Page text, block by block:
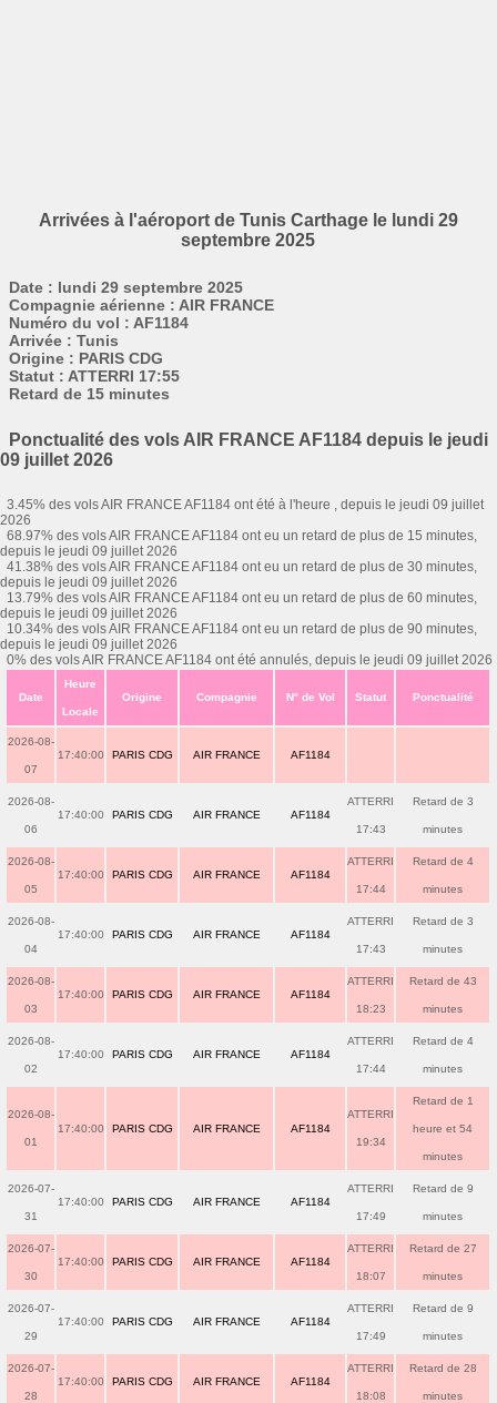
Arrivées à l'aéroport de Tunis Carthage le lundi 29
septembre 2025
Date : lundi 29 septembre 2025
Compagnie aérienne : AIR FRANCE
Numéro du vol : AF1184
Arrivée : Tunis
Origine : PARIS CDG
Statut : ATTERRI 17:55
Retard de 15 minutes
Ponctualité des vols AIR FRANCE AF1184 depuis le jeudi
09 juillet 2026
3.45% des vols AIR FRANCE AF1184 ont été à l'heure , depuis le jeudi 09 juillet
2026
68.97% des vols AIR FRANCE AF1184 ont eu un retard de plus de 15 minutes,
depuis le jeudi 09 juillet 2026
41.38% des vols AIR FRANCE AF1184 ont eu un retard de plus de 30 minutes,
depuis le jeudi 09 juillet 2026
13.79% des vols AIR FRANCE AF1184 ont eu un retard de plus de 60 minutes,
depuis le jeudi 09 juillet 2026
10.34% des vols AIR FRANCE AF1184 ont eu un retard de plus de 90 minutes,
depuis le jeudi 09 juillet 2026
0% des vols AIR FRANCE AF1184 ont été annulés, depuis le jeudi 09 juillet 2026
Date
Heure
Locale
Origine Compagnie N° de Vol Statut Ponctualité
2026-08-
07
17:40:00 PARIS CDG AIR FRANCE AF1184
2026-08-
06
17:40:00 PARIS CDG AIR FRANCE AF1184
ATTERRI
17:43
Retard de 3
minutes
2026-08-
05
17:40:00 PARIS CDG AIR FRANCE AF1184
ATTERRI
17:44
Retard de 4
minutes
2026-08-
04
17:40:00 PARIS CDG AIR FRANCE AF1184
ATTERRI
17:43
Retard de 3
minutes
2026-08-
03
17:40:00 PARIS CDG AIR FRANCE AF1184
ATTERRI
18:23
Retard de 43
minutes
2026-08-
02
17:40:00 PARIS CDG AIR FRANCE AF1184
ATTERRI
17:44
Retard de 4
minutes
2026-08-
01
17:40:00 PARIS CDG AIR FRANCE AF1184
ATTERRI
19:34
Retard de 1
heure et 54
minutes
2026-07-
31
17:40:00 PARIS CDG AIR FRANCE AF1184
ATTERRI
17:49
Retard de 9
minutes
2026-07-
30
17:40:00 PARIS CDG AIR FRANCE AF1184
ATTERRI
18:07
Retard de 27
minutes
2026-07-
29
17:40:00 PARIS CDG AIR FRANCE AF1184
ATTERRI
17:49
Retard de 9
minutes
2026-07-
28
17:40:00 PARIS CDG AIR FRANCE AF1184
ATTERRI
18:08
Retard de 28
minutes